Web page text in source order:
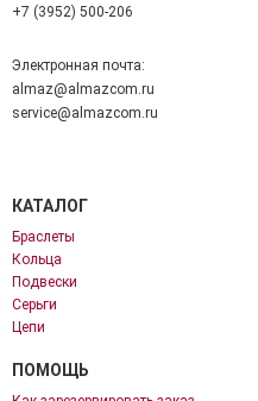
+7 (3952) 500-206
Электронная почта:
almaz@almazcom.ru
service@almazcom.ru
КАТАЛОГ
Браслеты
Кольца
Подвески
Серьги
Цепи
ПОМОЩЬ